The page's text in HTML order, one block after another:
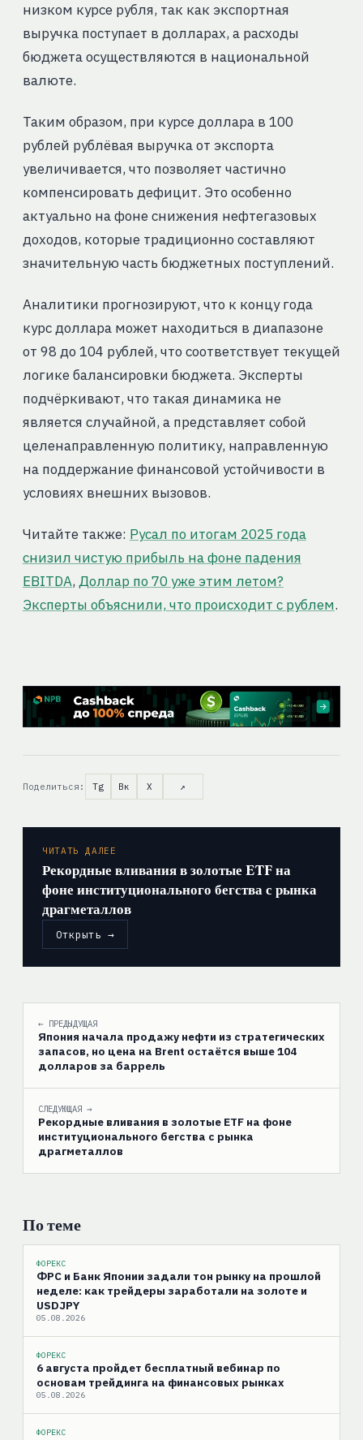
низком курсе рубля, так как экспортная
выручка поступает в долларах, а расходы
бюджета осуществляются в национальной
валюте.
Таким образом, при курсе доллара в 100
рублей рублёвая выручка от экспорта
увеличивается, что позволяет частично
компенсировать дефицит. Это особенно
актуально на фоне снижения нефтегазовых
доходов, которые традиционно составляют
значительную часть бюджетных поступлений.
Аналитики прогнозируют, что к концу года
курс доллара может находиться в диапазоне
от 98 до 104 рублей, что соответствует текущей
логике балансировки бюджета. Эксперты
подчёркивают, что такая динамика не
является случайной, а представляет собой
целенаправленную политику, направленную
на поддержание финансовой устойчивости в
условиях внешних вызовов.
Читайте также: Русал по итогам 2025 года
снизил чистую прибыль на фоне падения
EBITDA, Доллар по 70 уже этим летом?
Эксперты объяснили, что происходит с рублем.
Поделиться: Tg Вк X ↗
ЧИТАТЬ ДАЛЕЕ
Рекордные вливания в золотые ETF на
фоне институционального бегства с рынка
драгметаллов
Открыть →
← ПРЕДЫДУЩАЯ
Япония начала продажу нефти из стратегических
запасов, но цена на Brent остаётся выше 104
долларов за баррель
СЛЕДУЮЩАЯ →
Рекордные вливания в золотые ETF на фоне
институционального бегства с рынка
драгметаллов
По теме
ФОРЕКС
ФРС и Банк Японии задали тон рынку на прошлой
неделе: как трейдеры заработали на золоте и
USDJPY
05.08.2026
ФОРЕКС
6 августа пройдет бесплатный вебинар по
основам трейдинга на финансовых рынках
05.08.2026
ФОРЕКС